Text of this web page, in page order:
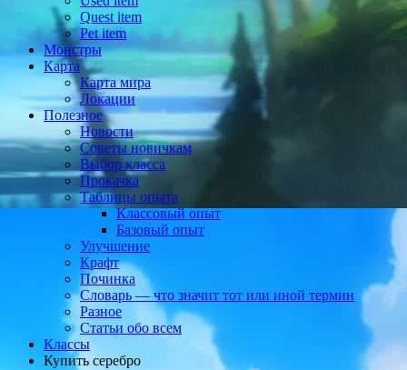
Quest item
Pet item
Монстры
Карта
Карта мира
Локации
Полезное
Новости
Советы новичкам
Выбор класса
Прокачка
Таблицы опыта
Классовый опыт
Базовый опыт
Улучшение
Крафт
Починка
Словарь — что значит тот или иной термин
Разное
Статьи обо всем
Классы
Купить серебро